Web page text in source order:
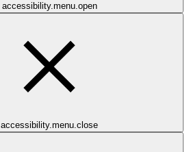
accessibility.menu.open
accessibility.menu.close